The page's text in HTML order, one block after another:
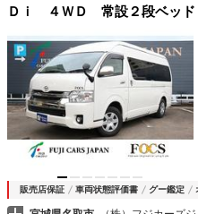
Ｄｉ ４ＷＤ 常設２段ベッ
ッテリー 走行充電 外部充
ルーフベント
販売店保証 車両状態評価書 グー鑑定